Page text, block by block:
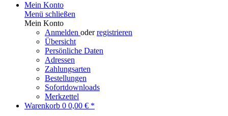
Mein Konto
Menü schließen
Mein Konto
Anmelden oderregistrieren
Übersicht
Persönliche Daten
Adressen
Zahlungsarten
Bestellungen
Sofortdownloads
Merkzettel
Warenkorb 0 0,00 € *